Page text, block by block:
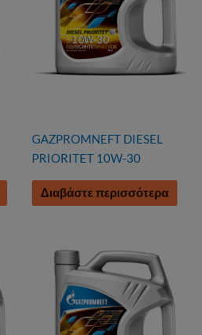
GAZPROMNEFT DIESEL
PRIORITET 10W-30
Διαβάστε περισσότερα